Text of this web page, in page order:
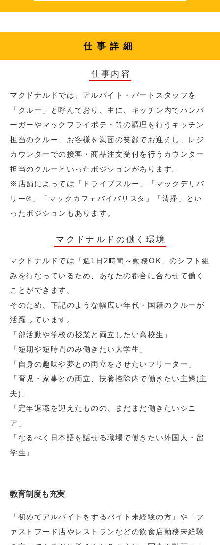
仕事詳細
仕事内容
マクドナルドでは、アルバイト・パートスタッフを
「クルー」と呼んでおり、主に、キッチン内でハンバ
ーガーやマックフライポテト等の調理を行うキッチン
担当のクルー、お客様を満面の笑顔でお迎えし、レジ
カウンターでの接客・商品注文受付を行うカウンター
担当のクルーといったポジションがあります。
※店舗によっては「ドライブスルー」「マックデリバ
リー®︎」「マックカフェバイバリスタ」「清掃」とい
ったポジションもあります。
マクドナルドの働く環境
マクドナルドでは「週1日2時間～勤務OK」のシフト組
みを行なっているため、あなたの都合に合わせて働く
ことができます。
そのため、下記のような幅広い年代・国籍のクルーが
活躍しています。
「部活動や学校の授業と両立したい高校生」
「短期や短時間のみ働きたい大学生」
「自身の趣味や夢との両立をさせたいフリーター」
「育児・家事との両立、扶養控除内で働きたい主婦(主
夫)」
「定年退職を迎えたものの、まだまだ働きたいシニ
ア」
「なるべく日本語を話せる職場で働きたい外国人・留
学生」
教育制度も充実
「初めてアルバイトをするバイト未経験の方」や「フ
ァストフード店やレストランなどの飲食店勤務未経験